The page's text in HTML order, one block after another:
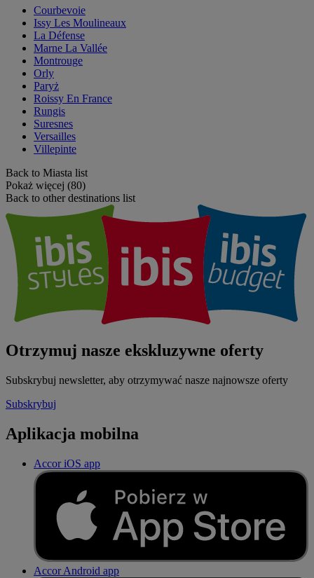
Courbevoie
Issy Les Moulineaux
La Défense
Marne La Vallée
Montrouge
Orly
Paryż
Roissy En France
Rungis
Suresnes
Versailles
Villepinte
Back to Miasta list
Pokaż więcej (80)
Back to other destinations list
Otrzymuj nasze ekskluzywne oferty
Subskrybuj newsletter, aby otrzymywać nasze najnowsze oferty
Subskrybuj
Aplikacja mobilna
Accor iOS app
Accor Android app